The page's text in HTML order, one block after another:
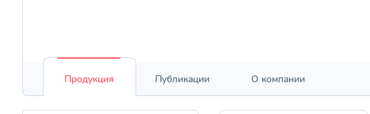
Продукция Публикации О компании